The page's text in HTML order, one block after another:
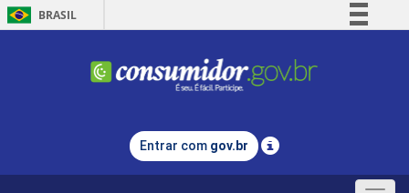
BRASIL
Comunica BR
Legislação
Entrar com gov.br